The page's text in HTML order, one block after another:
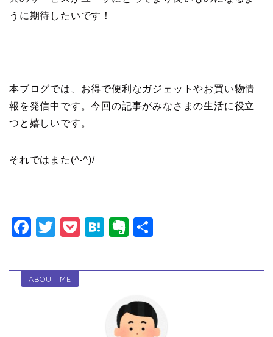
うに期待したいです！
本ブログでは、お得で便利なガジェットやお買い物情
報を発信中です。今回の記事がみなさまの生活に役立
つと嬉しいです。
それではまた(^-^)/
F
c
e
T
tt
er
P
c
H
e
E
er
ot
e
ABOUT ME